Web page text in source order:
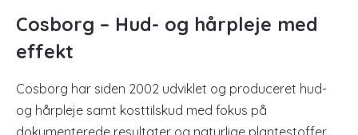
Cosborg – Hud- og hårpleje med
effekt
Cosborg har siden 2002 udviklet og produceret hud-
og hårpleje samt kosttilskud med fokus på